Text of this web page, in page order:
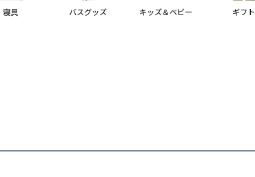
寝具 バスグッズ キッズ＆ベビー ギフト